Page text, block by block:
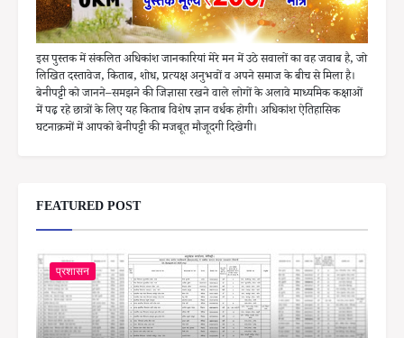
इस पुस्तक में संकलित अधिकांश जानकारियां मेरे मन में उठे सवालों का वह जवाब है, जो
लिखित दस्तावेज, किताब, शोध, प्रत्यक्ष अनुभवों व अपने समाज के बीच से मिला है।
बेनीपट्टी को जानने–समझने की जिज्ञासा रखने वाले लोगों के अलावे माध्यमिक कक्षाओं
में पढ़ रहे छात्रों के लिए यह किताब विशेष ज्ञान वर्धक होगी। अधिकांश ऐतिहासिक
घटनाक्रमों में आपको बेनीपट्टी की मजबूत मौजूदगी दिखेगी।
FEATURED POST
प्रशासन